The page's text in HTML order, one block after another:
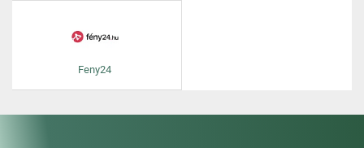
Feny24